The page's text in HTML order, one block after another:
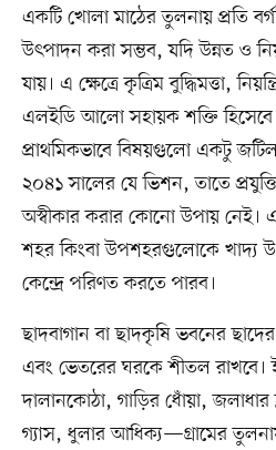
একটি খোলা মাঠের তুলনায় প্রতি
উৎপাদন করা সম্ভব, যদি উন্নত ও
যায়। এ ক্ষেত্রে কৃত্রিম বুদ্ধিমত্তা,
এলইডি আলো সহায়ক শক্তি
প্রাথমিকভাবে বিষয়গুলো একটু
২০৪১ সালের যে ভিশন, তাতে
অস্বীকার করার কোনো উপায়
শহর কিংবা উপশহরগুলোকে খাদ্য
কেন্দ্রে পরিণত করতে পারব।
ছাদবাগান বা ছাদকৃষি ভবনের ছাদের
এবং ভেতরের ঘরকে শীতল রাখবে।
দালানকোঠা, গাড়ির ধোঁয়া, জলাধার
গ্যাস, ধুলার আধিক্য—গ্রামের